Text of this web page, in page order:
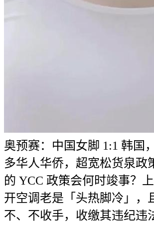
奥预赛：中国女脚 1:1 韩国
多华人华侨，超宽松货泉政
的 YCC 政策会何时竣事？
开空调老是「头热脚冷」，
不、不收手，收缴其违纪违